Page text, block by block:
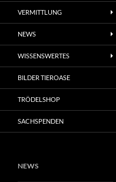
VERMITTLUNG
NEWS
WISSENSWERTES
BILDER TIEROASE
TRÖDELSHOP
SACHSPENDEN
NEWS